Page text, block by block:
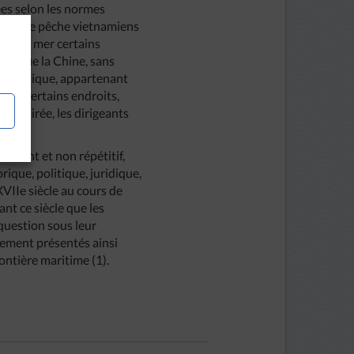
selon les normes
de pêche vietnamiens
à la mer certains
la Chine, sans
appartenant
en certains endroits,
retirée, les dirigeants
et non répétitif,
politique, juridique,
siècle au cours de
ce siècle que les
sous leur
présentés ainsi
maritime (1).